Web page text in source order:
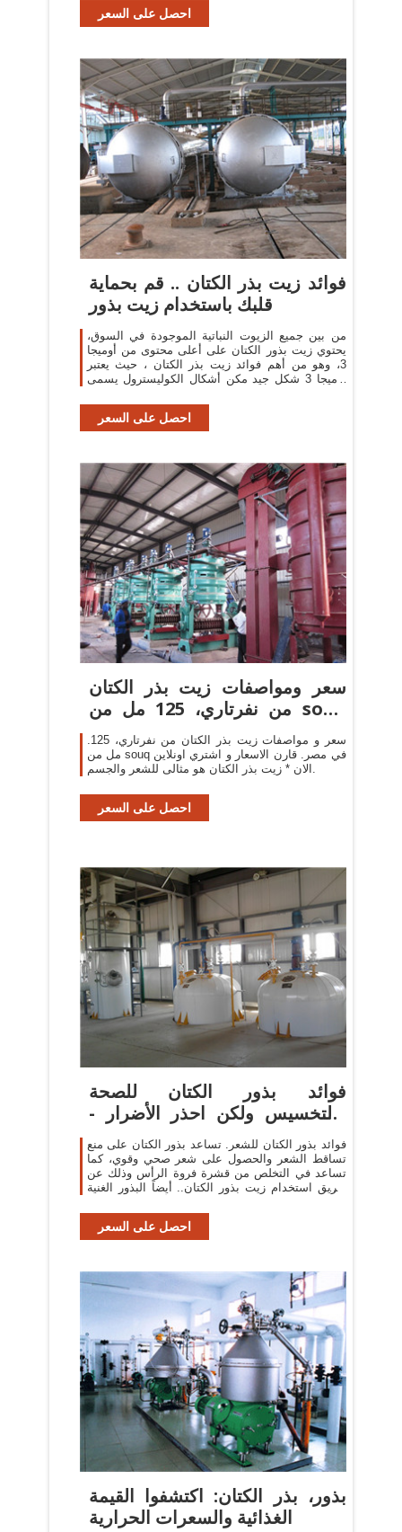
احصل على السعر
فوائد زيت بذر الكتان .. قم بحماية
قلبك باستخدام زيت بذور
من بين جميع الزيوت النباتية الموجودة في السوق،
يحتوي زيت بذور الكتان على أعلى محتوى من أوميجا
3، وهو من أهم فوائد زيت بذر الكتان ، حيث يعتبر
أوميجا 3 شكل جيد مكن أشكال الكوليسترول يسمى
احصل على السعر
سعر ومواصفات زيت بذر الكتان
من نفرتاري، 125 مل من souq
فى.سعر و مواصفات زيت بذر الكتان من نفرتاري، 125
مل من souq في مصر. قارن الاسعار و اشتري اونلاين
الان * زيت بذر الكتان هو مثالى للشعر والجسم.
احصل على السعر
فوائد بذور الكتان للصحة
والتخسيس ولكن احذر الأضرار -
فوائد بذور الكتان للشعر. تساعد بذور الكتان على منع
تساقط الشعر والحصول على شعر صحي وقوي، كما
تساعد في التخلص من قشرة فروة الرأس وذلك عن
طريق استخدام زيت بذور الكتان.. أيضاً البذور الغنية
احصل على السعر
بذور، بذر الكتان: اكتشفوا القيمة
الغذائية والسعرات الحرارية